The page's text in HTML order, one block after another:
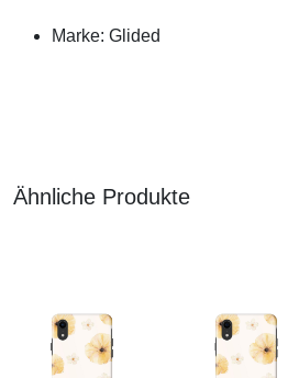
Marke: Glided
Ähnliche Produkte